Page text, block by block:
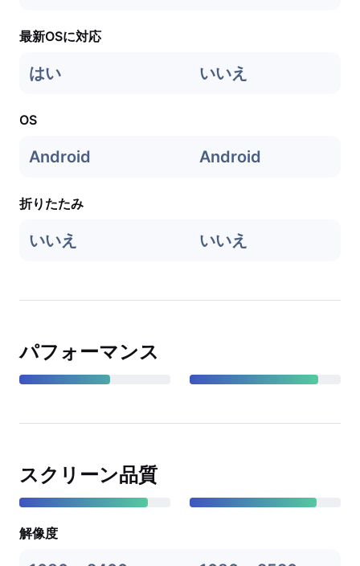
最新OSに対応
はい いいえ
OS
Android Android
折りたたみ
いいえ いいえ
パフォーマンス
スクリーン品質
解像度